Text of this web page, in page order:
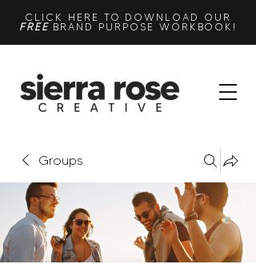
CLICK HERE TO DOWNLOAD OUR
FREEBRAND PURPOSE WORKBOOK!
Groups